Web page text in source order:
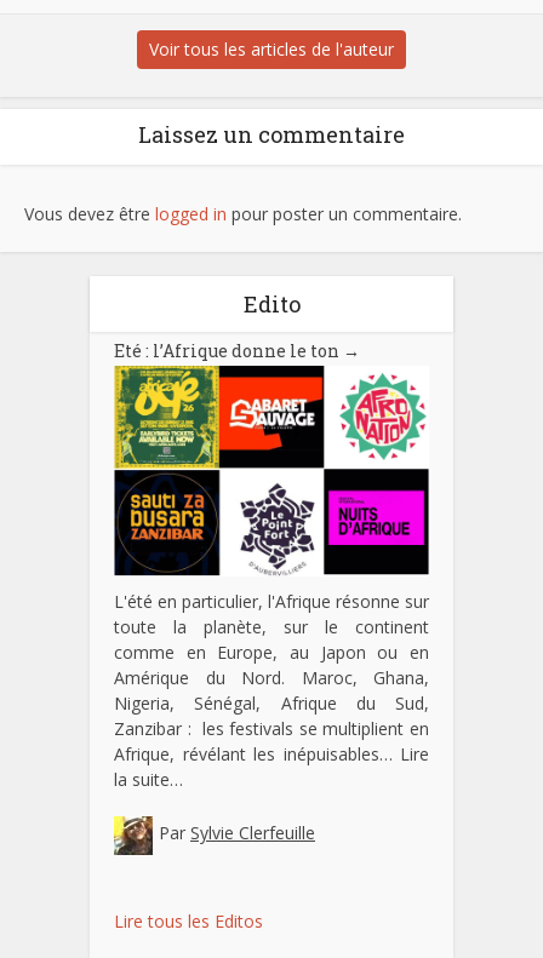
Voir tous les articles de l'auteur
Laissez un commentaire
Vous devez être logged in pour poster un commentaire.
Edito
Eté : l’Afrique donne le ton →
L'été en particulier, l'Afrique résonne sur
toute la planète, sur le continent
comme en Europe, au Japon ou en
Amérique du Nord. Maroc, Ghana,
Nigeria, Sénégal, Afrique du Sud,
Zanzibar : les festivals se multiplient en
Afrique, révélant les inépuisables… Lire
la suite…
Par Sylvie Clerfeuille
Lire tous les Editos